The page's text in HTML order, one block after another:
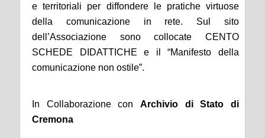
e territoriali per diffondere le pratiche virtuose
della comunicazione in rete. Sul sito
dell’Associazione sono collocate CENTO
SCHEDE DIDATTICHE e il “Manifesto della
comunicazione non ostile”.
In Collaborazione con Archivio di Stato di
Cremona